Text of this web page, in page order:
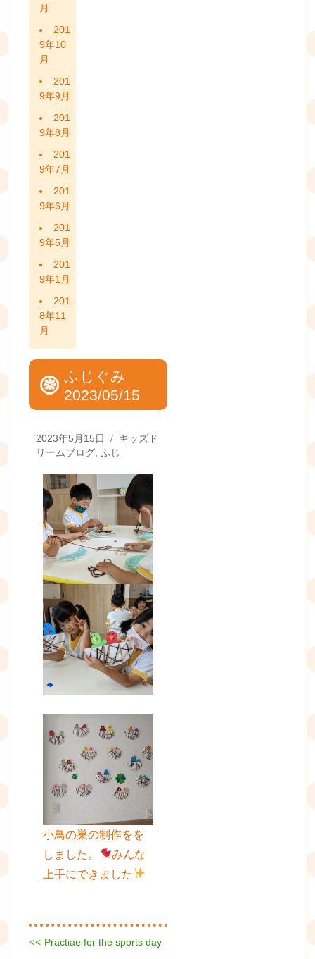
月
201
9年10
月
201
9年9月
201
9年8月
201
9年7月
201
9年6月
201
9年5月
201
9年1月
201
8年11
月
ふじぐみ
2023/05/15
Posted
on
2023年5月15日 Categories
キッズド
リームブログ,ふじ
小鳥の巣の制作をを
しました。
みんな
上手にできました
投
Previous
<< Practiae for the sports day